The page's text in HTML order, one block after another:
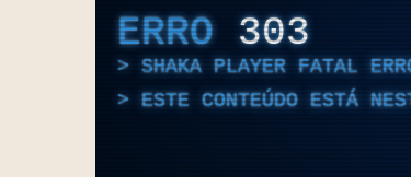
ERRO 303
SHAKA PLAYER FATAL
ESTE CONTEÚDO ESTÁ